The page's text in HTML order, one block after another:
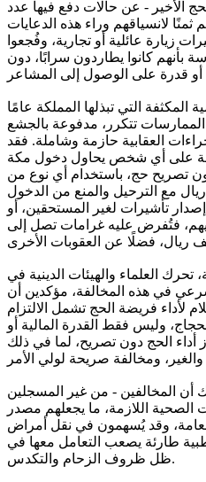
الأخير - عن حالات دفع فيها عدد
ثمنًا لانسياقهم وراء هذه الدعايات
زيارة عائلية أو تجارية، وفُجعوا
بأنهم كانوا يطاردون سرابًا، دون
المكثفة التي تبذلها المملكة عامًا
الممارسات تتكرر، مدفوعة بالجشع
العقابية حازمة وشاملة. فقد
على أي شخص يحاول دخول مكة
تصريح حج، باستخدام أي نوع من
تصل إلى 20 ألف ريال مع الترحيل والمنع من الدخول
تأشيرات لغير المستحقين، أو
فتُفرض عليه غرامات تصل إلى
العلماء والهيئات الدينية في
في هذه المخالفة، مؤكدين أن
لأداء فريضة الحج تشمل الالتزام
وليس فقط القدرة المالية أو
أداء الحج دون تصريح، لما في ذلك
أن المخالفين - من غير المسجلين
اللازمة، ما يجعلهم مصدر
وقد يُسهمون في نقل أمراض
طارئة يصعب التعامل معها في
ظل ظروف الزحام والتكدس.